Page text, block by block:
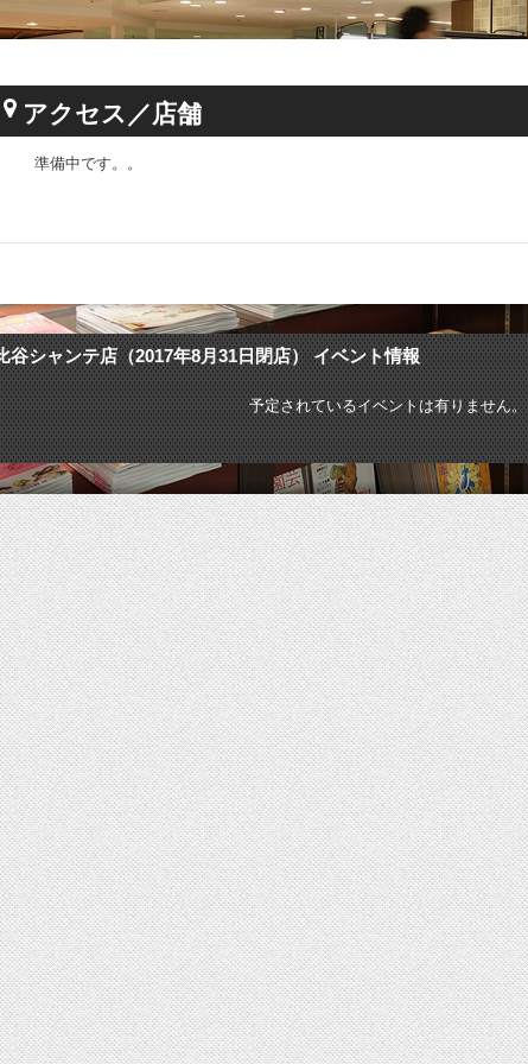
アクセス／店舗
準備中です。。
谷シャンテ店（2017年8月31日閉店） イベント情報
予定されているイベントは有りません。